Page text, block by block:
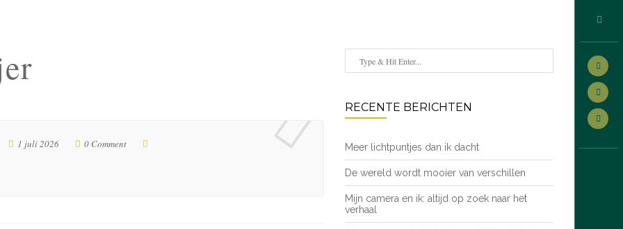
1 juli 2026 0 Comment
RECENTE BERICHTEN
Meer lichtpuntjes dan ik dacht
De wereld wordt mooier van verschillen
Mijn camera en ik: altijd op zoek naar het
verhaal